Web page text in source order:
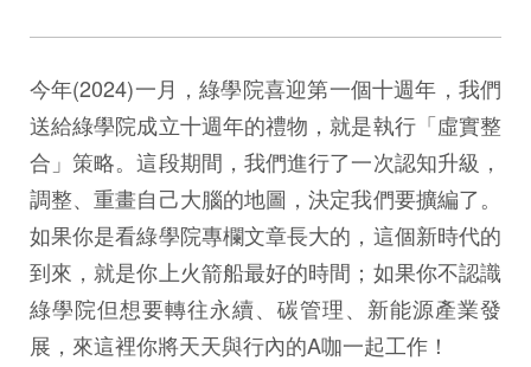
今年(2024)一月，綠學院喜迎第一個十週年，我們
送給綠學院成立十週年的禮物，就是執行「虛實整
合」策略。這段期間，我們進行了一次認知升級，
調整、重畫自己大腦的地圖，決定我們要擴編了。
如果你是看綠學院專欄文章長大的，這個新時代的
到來，就是你上火箭船最好的時間；如果你不認識
綠學院但想要轉往永續、碳管理、新能源產業發
展，來這裡你將天天與行內的A咖一起工作！